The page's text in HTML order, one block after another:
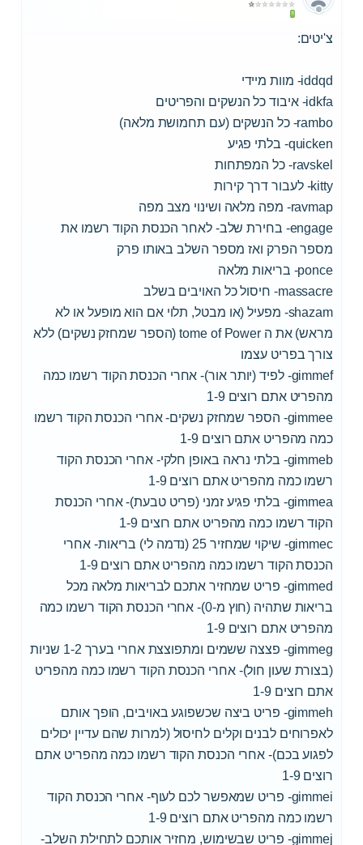
צ'יטים:
iddqd- מוות מיידי
idkfa- איבוד כל הנשקים והפריטים
rambo- כל הנשקים (עם תחמושת מלאה)
quicken- בלתי פגיע
ravskel- כל המפתחות
kitty- לעבור דרך קירות
ravmap- מפה מלאה ושינוי מצב מפה
engage- בחירת שלב- לאחר הכנסת הקוד רשמו את
מספר הפרק ואז מספר השלב באותו פרק
ponce- בריאות מלאה
massacre- חיסול כל האויבים בשלב
shazam- מפעיל (או מבטל, תלוי אם הוא מופעל או לא
מראש) את ה tome of Power (הספר שמחזק נשקים) ללא
צורך בפריט עצמו
gimmef- לפיד (יותר אור)- אחרי הכנסת הקוד רשמו כמה
מהפריט אתם רוצים 1-9
gimmee- הספר שמחזק נשקים- אחרי הכנסת הקוד רשמו
כמה מהפריט אתם רוצים 1-9
gimmeb- בלתי נראה באופן חלקי- אחרי הכנסת הקוד
רשמו כמה מהפריט אתם רוצים 1-9
gimmea- בלתי פגיע זמני (פריט טבעת)- אחרי הכנסת
הקוד רשמו כמה מהפריט אתם רוצים 1-9
gimmec- שיקוי שמחזיר 25 (נדמה לי) בריאות- אחרי
הכנסת הקוד רשמו כמה מהפריט אתם רוצים 1-9
gimmed- פריט שמחזיר אתכם לבריאות מלאה מכל
בריאות שתהיה (חוץ מ-0)- אחרי הכנסת הקוד רשמו כמה
מהפריט אתם רוצים 1-9
gimmeg- פצצה ששמים ומתפוצצת אחרי בערך 1-2 שניות
(בצורת שעון חול)- אחרי הכנסת הקוד רשמו כמה מהפריט
אתם רוצים 1-9
gimmeh- פריט ביצה שכשפוגע באויבים, הופך אותם
לאפרוחים לבנים וקלים לחיסול (למרות שהם עדיין יכולים
לפגוע בכם)- אחרי הכנסת הקוד רשמו כמה מהפריט אתם
רוצים 1-9
gimmei- פריט שמאפשר לכם לעוף- אחרי הכנסת הקוד
רשמו כמה מהפריט אתם רוצים 1-9
gimmej- פריט שבשימוש, מחזיר אותכם לתחילת השלב-